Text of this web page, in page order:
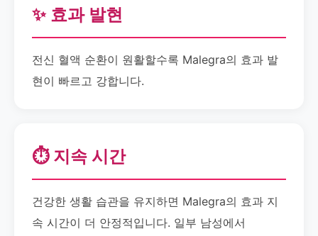
✨ 효과 발현
전신 혈액 순환이 원활할수록 Malegra의 효과 발
현이 빠르고 강합니다.
⏱️ 지속 시간
건강한 생활 습관을 유지하면 Malegra의 효과 지
속 시간이 더 안정적입니다. 일부 남성에서